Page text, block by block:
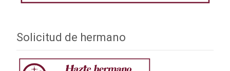
Solicitud de hermano